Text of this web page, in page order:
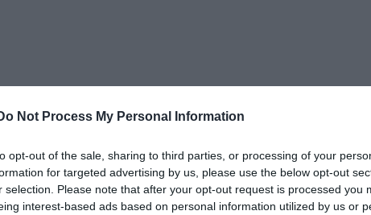
Not Process My Personal Information
opt-out of the sale, sharing to third parties, or processing of your
for targeted advertising by us, please use the below opt-out
selection. Please note that after your opt-out request is processed you
interest-based ads based on personal information utilized by us or